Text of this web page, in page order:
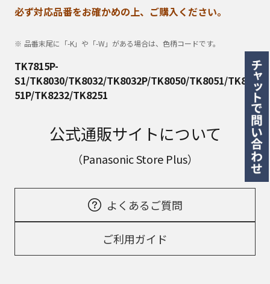
必ず対応品番をお確かめの上、ご購入ください。
品番末尾に「-K」や「-W」がある場合は、色柄コードです。
TK7815P-
S1/TK8030/TK8032/TK8032P/TK8050/TK8051/TK80
51P/TK8232/TK8251
公式通販サイトについて
（Panasonic Store Plus）
よくあるご質問
ご利用ガイド